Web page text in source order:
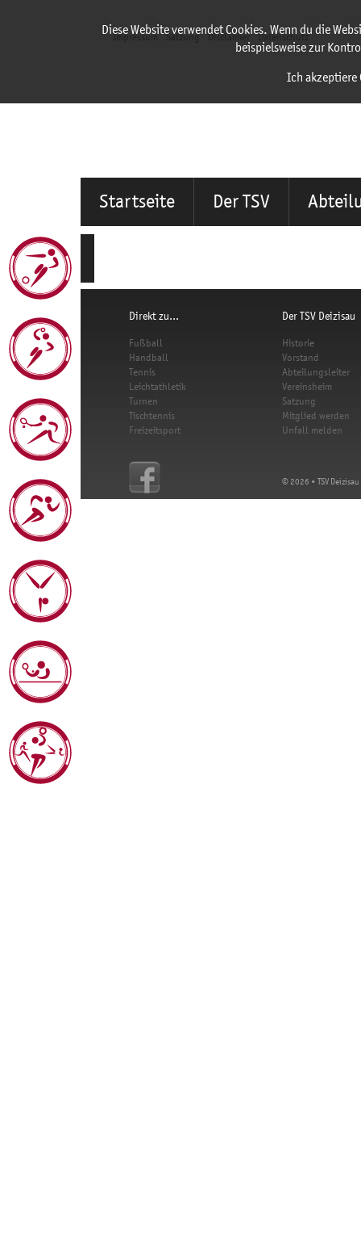
Impressum Satzung Disclaimer Datenschutz
Startseite Der TSV
Direkt zu...
Fußball
Handball
Tennis
Leichtathletik
Turnen
Tischtennis
Freizeitsport
Der TSV Deizisau
Historie
Vorstand
Abteilungsleiter
Vereinsheim
Satzung
Mitglied werden
Unfall melden
© 2026 • TSV Deizisau
Diese Website verwendet Cookies. Wenn du die
beispielsweise zur
Ich akzeptiere